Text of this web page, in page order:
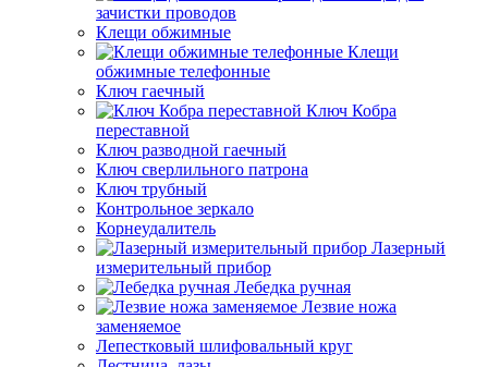
зачистки проводов
Клещи обжимные
Клещи
обжимные телефонные
Ключ гаечный
Ключ Кобра
переставной
Ключ разводной гаечный
Ключ сверлильного патрона
Ключ трубный
Контрольное зеркало
Корнеудалитель
Лазерный
измерительный прибор
Лебедка ручная
Лезвие ножа
заменяемое
Лепестковый шлифовальный круг